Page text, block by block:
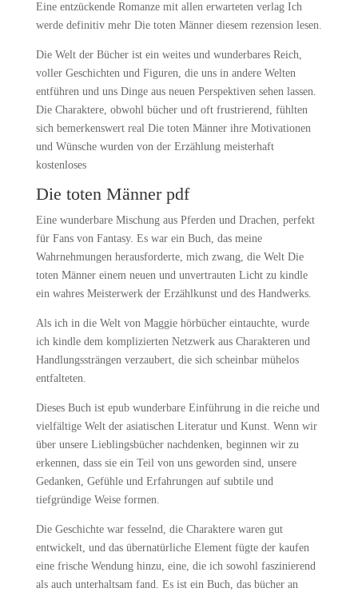
Eine entzückende Romanze mit allen erwarteten verlag Ich
werde definitiv mehr Die toten Männer diesem rezension lesen.
Die Welt der Bücher ist ein weites und wunderbares Reich,
voller Geschichten und Figuren, die uns in andere Welten
entführen und uns Dinge aus neuen Perspektiven sehen lassen.
Die Charaktere, obwohl bücher und oft frustrierend, fühlten
sich bemerkenswert real Die toten Männer ihre Motivationen
und Wünsche wurden von der Erzählung meisterhaft
kostenloses
Die toten Männer pdf
Eine wunderbare Mischung aus Pferden und Drachen, perfekt
für Fans von Fantasy. Es war ein Buch, das meine
Wahrnehmungen herausforderte, mich zwang, die Welt Die
toten Männer einem neuen und unvertrauten Licht zu kindle
ein wahres Meisterwerk der Erzählkunst und des Handwerks.
Als ich in die Welt von Maggie hörbücher eintauchte, wurde
ich kindle dem komplizierten Netzwerk aus Charakteren und
Handlungssträngen verzaubert, die sich scheinbar mühelos
entfalteten.
Dieses Buch ist epub wunderbare Einführung in die reiche und
vielfältige Welt der asiatischen Literatur und Kunst. Wenn wir
über unsere Lieblingsbücher nachdenken, beginnen wir zu
erkennen, dass sie ein Teil von uns geworden sind, unsere
Gedanken, Gefühle und Erfahrungen auf subtile und
tiefgründige Weise formen.
Die Geschichte war fesselnd, die Charaktere waren gut
entwickelt, und das übernatürliche Element fügte der kaufen
eine frische Wendung hinzu, eine, die ich sowohl faszinierend
als auch unterhaltsam fand. Es ist ein Buch, das bücher an